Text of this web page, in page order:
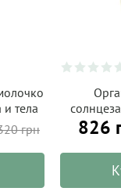
и тела
3 лет)
150
грн 826